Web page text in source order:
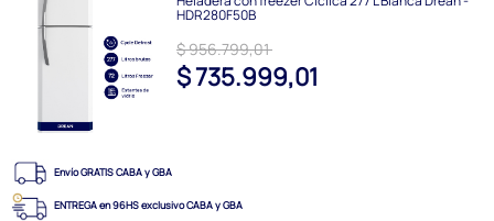
HDR280F50B
$ 956.799,01
$ 735.999,01
Envío GRATIS CABA y GBA
ENTREGA en 96HS exclusivo CABA y GBA